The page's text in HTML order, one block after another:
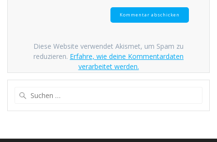
Diese Website verwendet Akismet, um Spam zu
reduzieren. Erfahre, wie deine Kommentardaten
verarbeitet werden.